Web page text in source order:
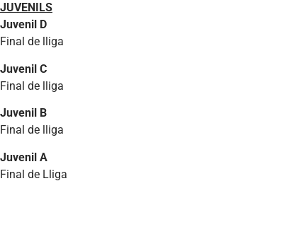
JUVENILS
Juvenil D
Final de lliga
Juvenil C
Final de lliga
Juvenil B
Final de lliga
Juvenil A
Final de Lliga